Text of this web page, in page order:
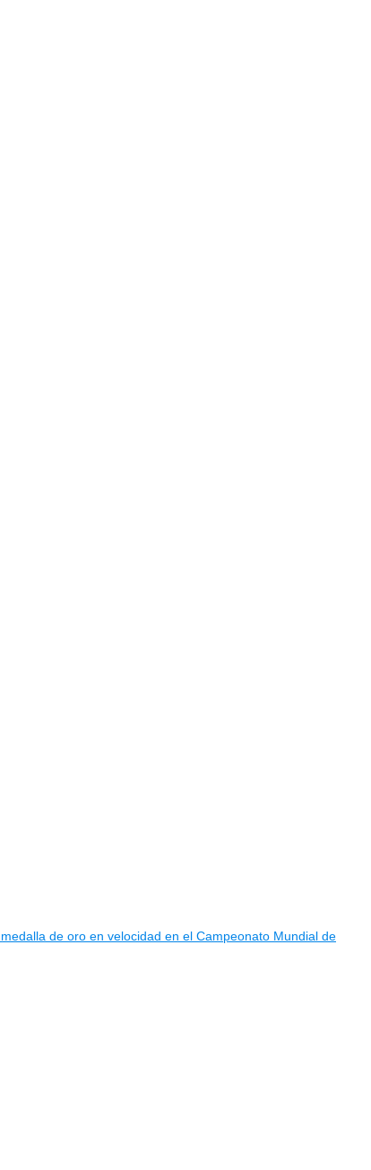
de oro en velocidad en el Campeonato Mundial de